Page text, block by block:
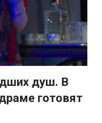
душ. В
готовят